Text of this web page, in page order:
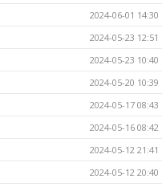
2024-06-01 14:30
2024-05-23 12:51
2024-05-23 10:40
2024-05-20 10:39
2024-05-17 08:43
2024-05-16 08:42
2024-05-12 21:41
2024-05-12 20:40